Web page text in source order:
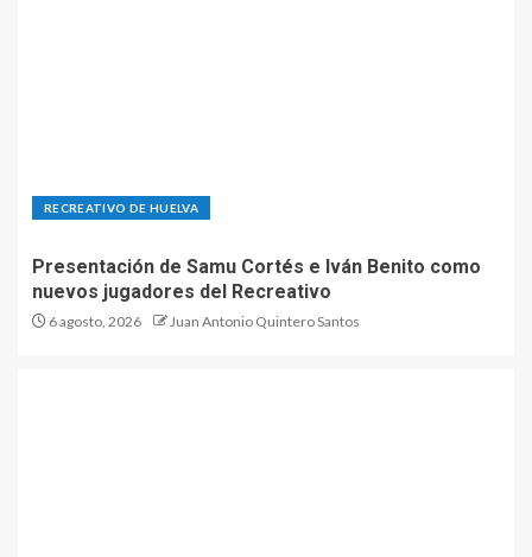
RECREATIVO DE HUELVA
Presentación de Samu Cortés e Iván Benito como
nuevos jugadores del Recreativo
6 agosto, 2026 Juan Antonio Quintero Santos